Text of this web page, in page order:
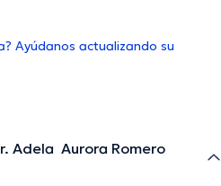
Ayúdanos actualizando su
Adela Aurora Romero